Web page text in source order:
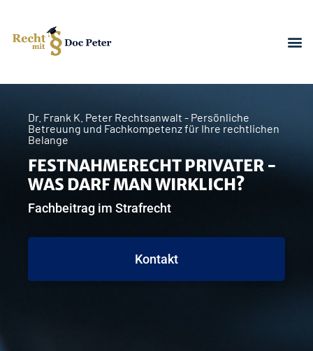
Dr. Frank K. Peter Rechtsanwalt - Persönliche
Betreuung und Fachkompetenz für Ihre rechtlichen
Belange
FESTNAHMERECHT PRIVATER -
WAS DARF MAN WIRKLICH?
Fachbeitrag im Strafrecht
Kontakt